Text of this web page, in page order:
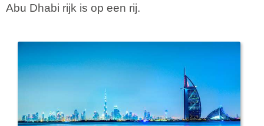
Abu Dhabi rijk is op een rij.